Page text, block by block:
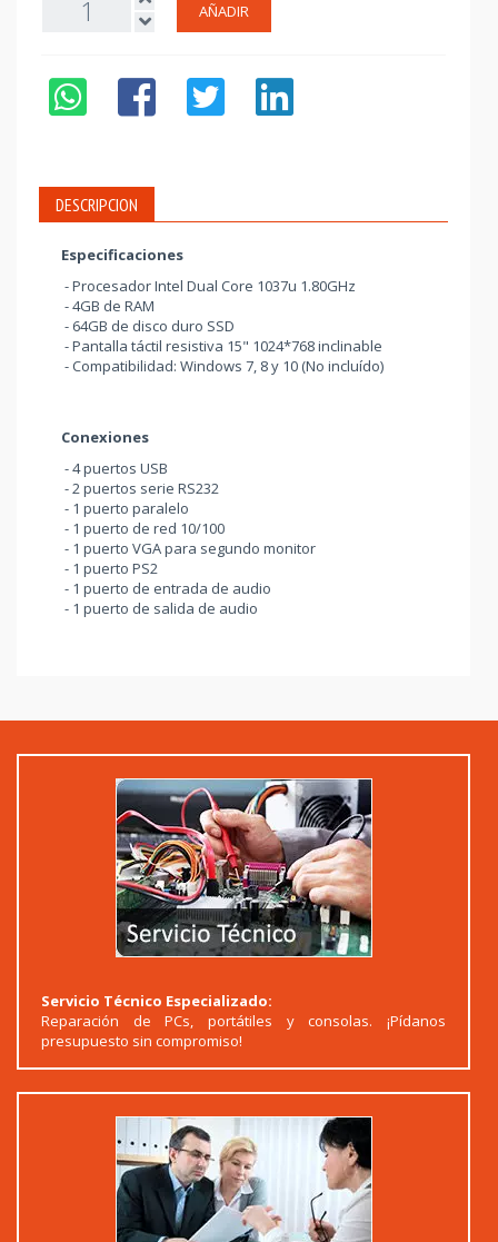
AÑADIR
DESCRIPCION
Especificaciones
- Procesador Intel Dual Core 1037u 1.80GHz
- 4GB de RAM
- 64GB de disco duro SSD
- Pantalla táctil resistiva 15" 1024*768 inclinable
- Compatibilidad: Windows 7, 8 y 10 (No incluído)
Conexiones
- 4 puertos USB
- 2 puertos serie RS232
- 1 puerto paralelo
- 1 puerto de red 10/100
- 1 puerto VGA para segundo monitor
- 1 puerto PS2
- 1 puerto de entrada de audio
- 1 puerto de salida de audio
Servicio Técnico Especializado:
Reparación de PCs, portátiles y consolas. ¡Pídanos
presupuesto sin compromiso!